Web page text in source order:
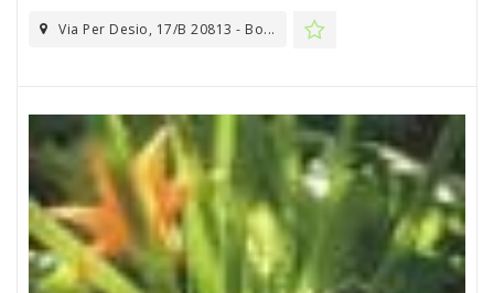
Via Per Desio, 17/B 20813 - Bo...